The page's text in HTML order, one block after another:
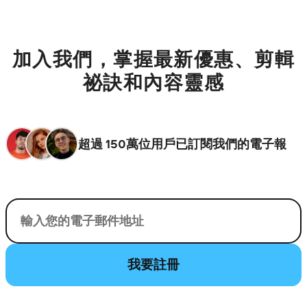
加入我們，掌握最新優惠、剪輯
祕訣和內容靈感
超過 150萬位用戶已訂閱我們的電子報
您的電子郵件
我要註冊